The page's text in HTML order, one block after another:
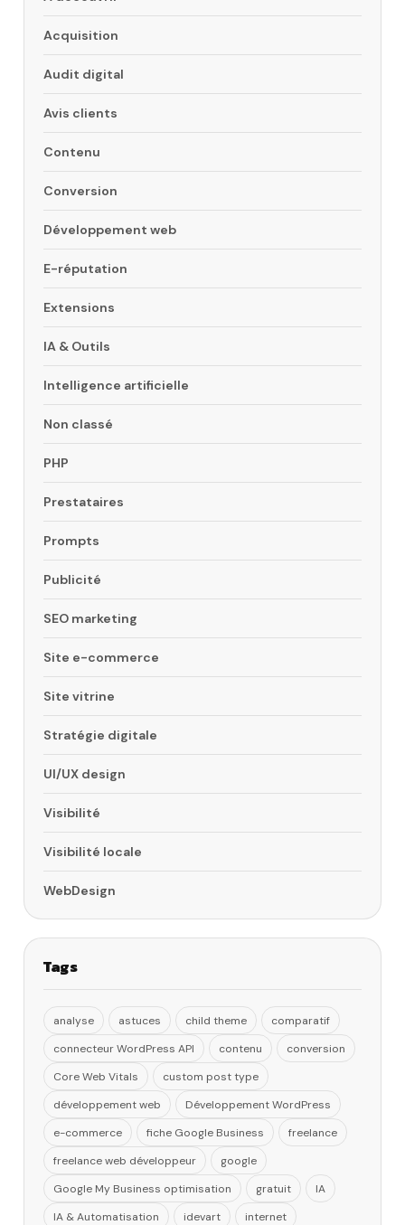
Acquisition
Audit digital
Avis clients
Contenu
Conversion
Développement web
E-réputation
Extensions
IA & Outils
Intelligence artificielle
Non classé
PHP
Prestataires
Prompts
Publicité
SEO marketing
Site e-commerce
Site vitrine
Stratégie digitale
UI/UX design
Visibilité
Visibilité locale
WebDesign
Tags
analyse astuces child theme
comparatif
connecteur WordPress API
contenu
conversion
Core Web Vitals
custom post type
développement web
Développement WordPress
e-commerce
fiche Google Business
freelance
freelance web développeur
google
Google My Business optimisation
gratuit
IA
IA & Automatisation
idevart
internet